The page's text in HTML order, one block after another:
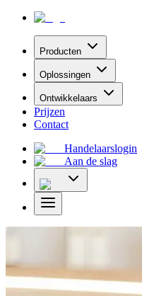
Producten
Oplossingen
Ontwikkelaars
Prijzen
Contact
Handelaarslogin
Aan de slag